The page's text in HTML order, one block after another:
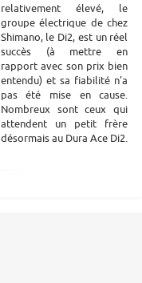
relativement élevé, le
groupe électrique de chez
Shimano, le Di2, est un réel
succès (à mettre en
rapport avec son prix bien
entendu) et sa fiabilité n'a
pas été mise en cause.
Nombreux sont ceux qui
attendent un petit frère
désormais au Dura Ace Di2.